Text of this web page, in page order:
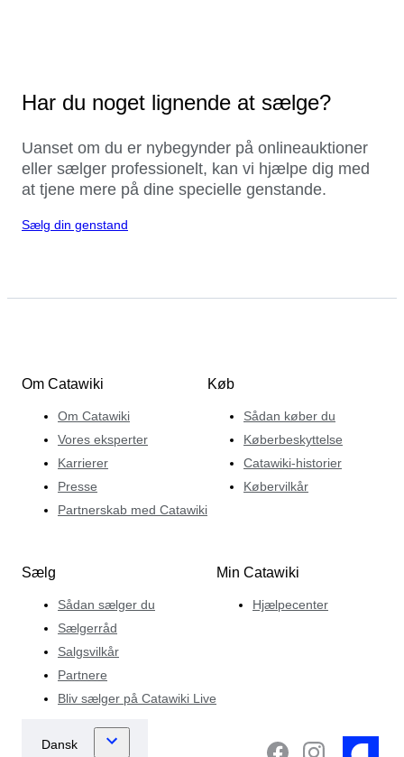
Har du noget lignende at sælge?
Uanset om du er nybegynder på onlineauktioner
eller sælger professionelt, kan vi hjælpe dig med
at tjene mere på dine specielle genstande.
Sælg din genstand
Om Catawiki
Om Catawiki
Vores eksperter
Karrierer
Presse
Partnerskab med Catawiki
Køb
Sådan køber du
Køberbeskyttelse
Catawiki-historier
Købervilkår
Sælg
Sådan sælger du
Sælgerråd
Salgsvilkår
Partnere
Bliv sælger på Catawiki Live
Min Catawiki
Hjælpecenter